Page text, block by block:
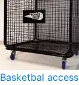
Basketbal